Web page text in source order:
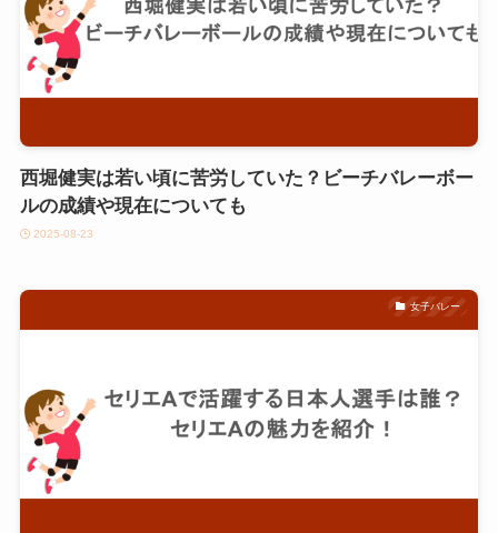
西堀健実は若い頃に苦労していた？ビーチバレーボー
ルの成績や現在についても
2025-08-23
女子バレー